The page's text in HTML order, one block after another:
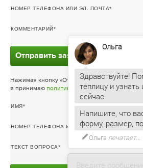
НОМЕР ТЕЛЕФОНА ИЛИ ЭЛ. ПОЧТА
КОММЕНТАРИЙ
Отправить заявку
Нажимая кнопку «Отправить заявку»
я принимаю политику конфиденциальности
ИМЯ
НОМЕР ТЕЛЕФОНА ИЛИ ЭЛ. ПОЧТА
ТЕКСТ ВОПРОСА
Введите
Ольга
Здравствуйте!
теплицу и
Напишите, что
форму, размер,
Ольга печатает...